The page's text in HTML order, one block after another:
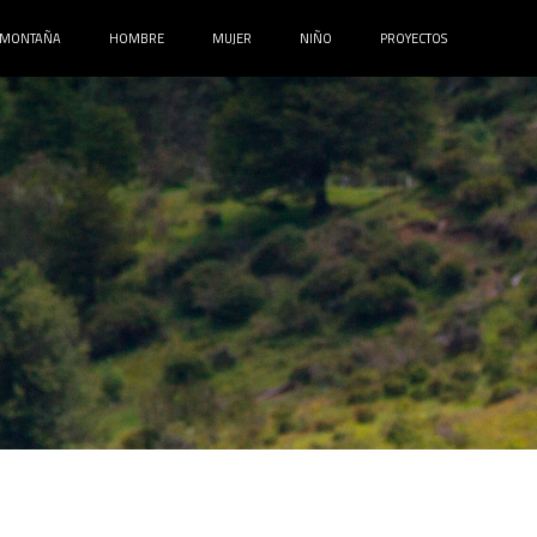
MONTAÑA HOMBRE MUJER NIÑO PROYECTOS